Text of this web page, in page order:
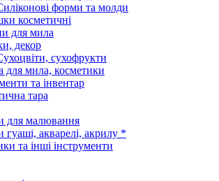
форми та молди
косметичні
для мила
декор
сухофрукти
для мила, косметики
та інвентар
тара
для малювання
гуаші, акварелі, акрилу *
та інші інструменти